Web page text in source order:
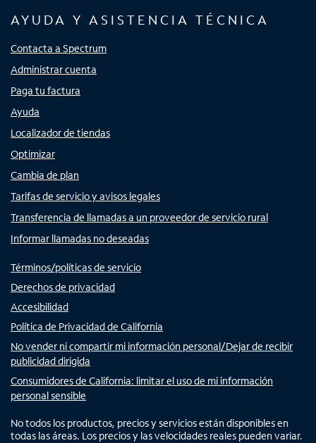
AYUDA Y ASISTENCIA TÉCNICA
Contacta a Spectrum
Administrar cuenta
Paga tu factura
Ayuda
Localizador de tiendas
Optimizar
Cambia de plan
Tarifas de servicio y avisos legales
Transferencia de llamadas a un proveedor de servicio rural
Informar llamadas no deseadas
Términos/políticas de servicio
Derechos de privacidad
Accesibilidad
Política de Privacidad de California
No vender ni compartir mi información personal/Dejar de recibir
publicidad dirigida
Consumidores de California: limitar el uso de mi información
personal sensible
No todos los productos, precios y servicios están disponibles en
todas las áreas. Los precios y las velocidades reales pueden variar.